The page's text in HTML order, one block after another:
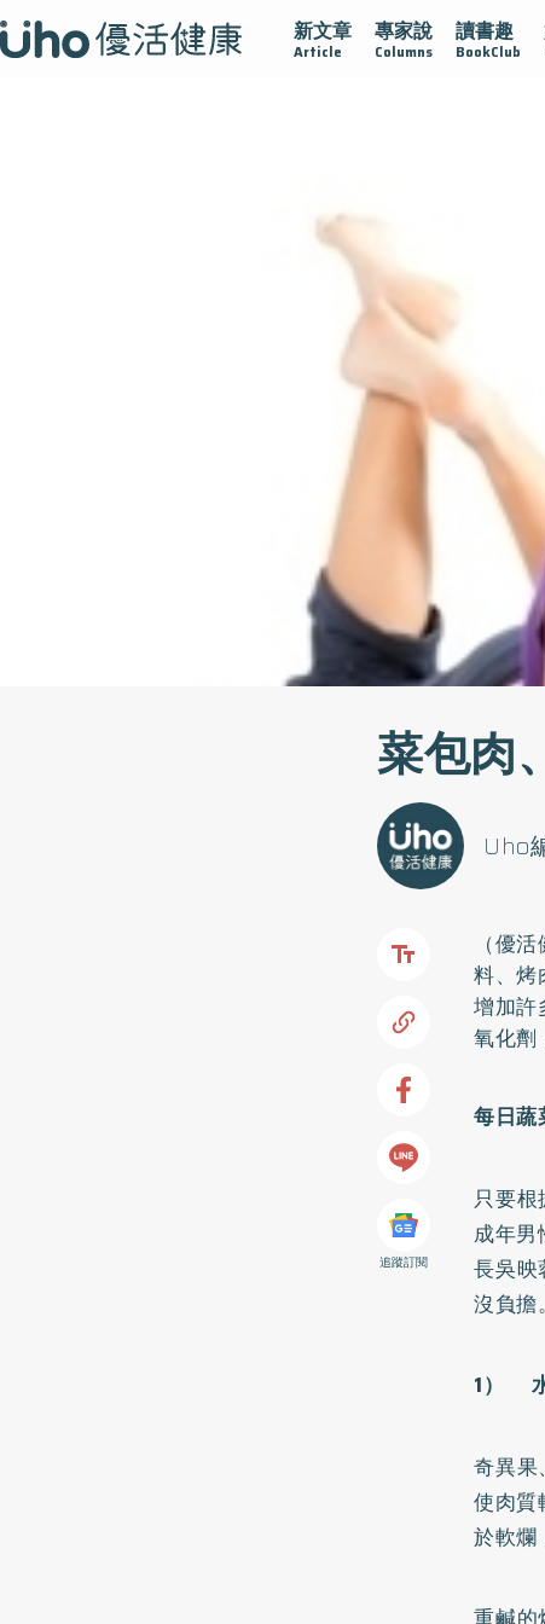
新文章
Article
專家說
Columns
讀書趣
BookClub
疫情保衛戰 再生醫學 愛的未來視 認識攝護腺肥大
菜包肉
Uho
追蹤訂閱
（優
料、烤
增加許
氧化劑
每日蔬
只要根
成年男
長吳映
沒負擔。
1）
奇異果
使肉質
於軟爛